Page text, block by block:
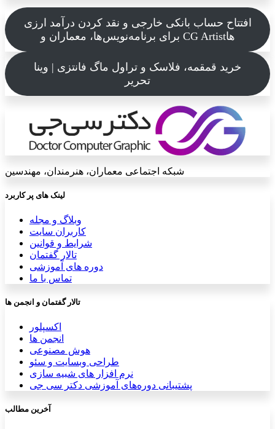
افتتاح حساب بانکی خارجی و نقد کردن درآمد ارزی
برای برنامه‌نویس‌ها، معماران و CG Artistها
خرید قمقمه، فلاسک و تراول ماگ فانتزی | وینا
تحریر
شبکه اجتماعی معماران، هنرمندان، مهندسین
لینک های پر کاربرد
وبلاگ و مجله
کاربران سایت
شرایط و قوانین
تالار گفتمان
دوره های آموزشی
تماس با ما
تالار گفتمان و انجمن ها
اکسپلور
انجمن ها
هوش مصنوعی
طراحی وبسایت و سئو
نرم افزار های شبیه سازی
پشتیبانی دوره‌های آموزشی دکتر سی جی
آخرین مطالب